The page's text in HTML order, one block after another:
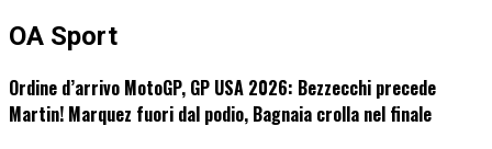
OA Sport
Ordine d’arrivo MotoGP, GP USA 2026: Bezzecchi precede
Martin! Marquez fuori dal podio, Bagnaia crolla nel finale